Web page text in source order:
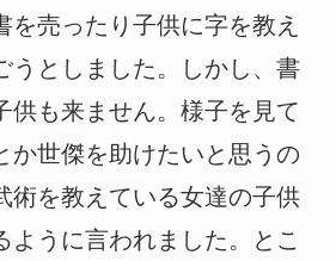
を売ったり子供に字を教え
うとしました。しかし、書
供も来ません。様子を見て
か世傑を助けたいと思うの
術を教えている女達の子供
ように言われました。とこ